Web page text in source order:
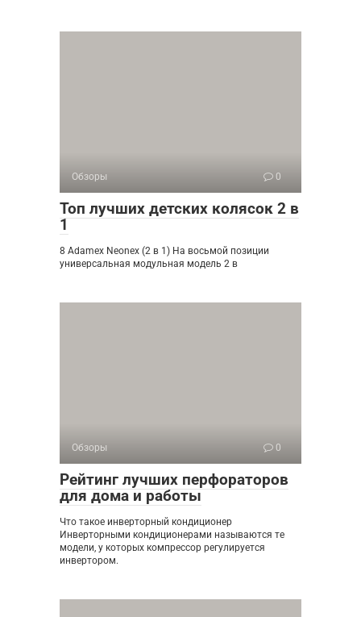
Обзоры 0
Топ лучших детских колясок 2 в
1
8 Adamex Neonex (2 в 1) На восьмой позиции
универсальная модульная модель 2 в
Обзоры 0
Рейтинг лучших перфораторов
для дома и работы
Что такое инверторный кондиционер
Инверторными кондиционерами называются те
модели, у которых компрессор регулируется
инвертором.